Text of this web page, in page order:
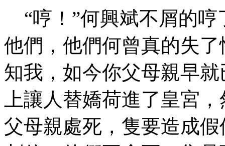
“哼！”何興斌不屑的哼
他們，他們何曾真的失
知我，如今你父母親早
上讓人替嬌荷進了皇宮
父母親處死，隻要造成